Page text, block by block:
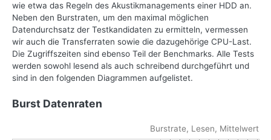
wie etwa das Regeln des Akustikmanagements einer HDD an.
Neben den Burstraten, um den maximal möglichen
Datendurchsatz der Testkandidaten zu ermitteln, vermessen
wir auch die Transferraten sowie die dazugehörige CPU-Last.
Die Zugriffszeiten sind ebenso Teil der Benchmarks. Alle Tests
werden sowohl lesend als auch schreibend durchgeführt und
sind in den folgenden Diagrammen aufgelistet.
Burst Datenraten
Burstrate, Lesen, Mittelwert